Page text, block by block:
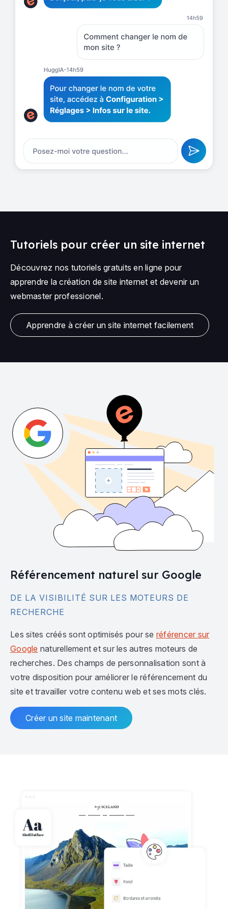
Tutoriels pour créer un site internet
Découvrez nos tutoriels gratuits en ligne pour
apprendre la création de site internet et devenir un
webmaster professionel.
Apprendre à créer un site internet facilement
Référencement naturel sur Google
DE LA VISIBILITÉ SUR LES MOTEURS DE
RECHERCHE
Les sites créés sont optimisés pour se référencer sur
Google naturellement et sur les autres moteurs de
recherches. Des champs de personnalisation sont à
votre disposition pour améliorer le référencement du
site et travailler votre contenu web et ses mots clés.
Créer un site maintenant